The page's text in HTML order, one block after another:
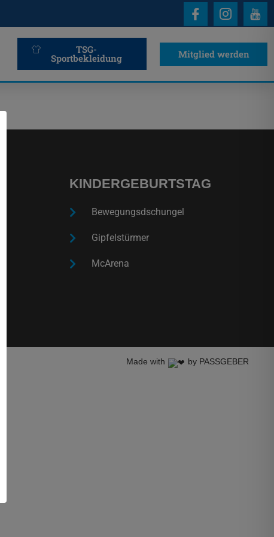
TSG-
Sportbekleidung Mitglied werden
KINDERGEBURTSTAG
Bewegungsdschungel
Gipfelstürmer
McArena
Made with by PASSGEBER